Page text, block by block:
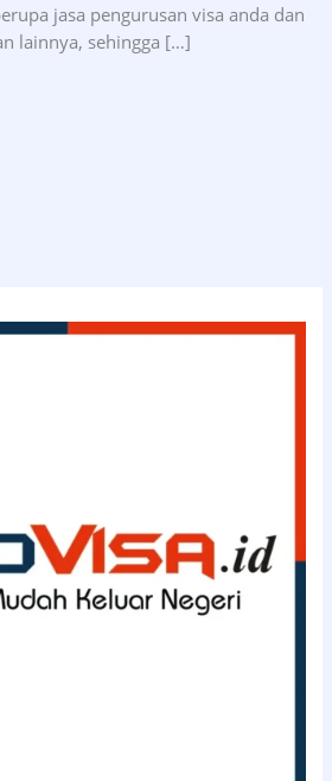
jasa pengurusan visa anda dan
lainnya, sehingga […]